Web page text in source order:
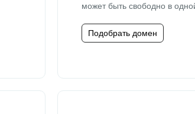
может быть свободно в
Подобрать домен